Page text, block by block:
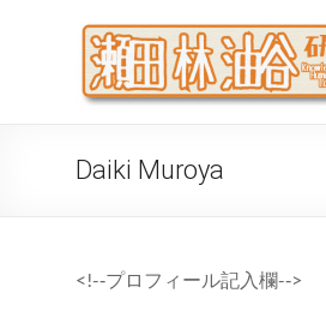
Daiki Muroya
<!-­‐プロフィール記入欄-­‐>